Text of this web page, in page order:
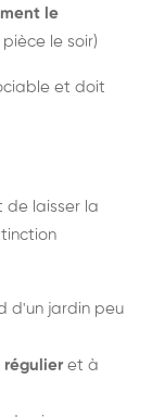
le
le soir)
et doit
de laisser la
d'un jardin peu
régulier et à